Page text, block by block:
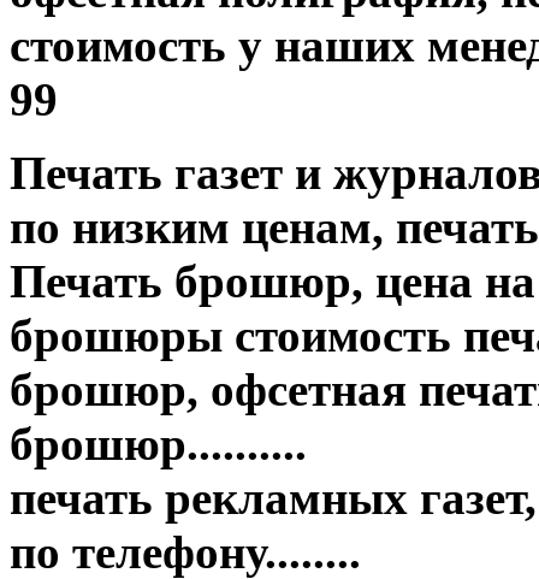
стоимость у наших
99
Печать газет и
по низким ценам,
Печать брошюр, цена
брошюры стоимость
брошюр, офсетная
брошюр..........
печать рекламных
по телефону........